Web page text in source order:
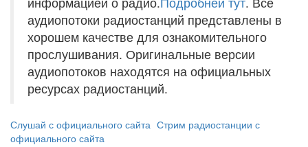
аудиопотоки радиостанций представлены в
хорошем качестве для ознакомительного
прослушивания. Оригинальные версии
аудиопотоков находятся на официальных
ресурсах радиостанций.
Слушай с официального сайта Стрим радиостанции с
официального сайта